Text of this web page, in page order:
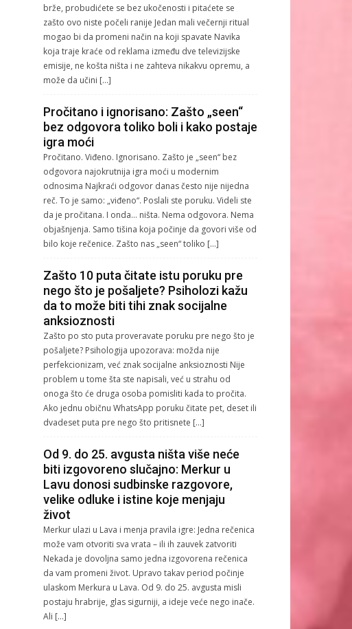
brže, probudićete se bez ukočenosti i pitaćete se
zašto ovo niste počeli ranije Jedan mali večernji ritual
mogao bi da promeni način na koji spavate Navika
koja traje kraće od reklama između dve televizijske
emisije, ne košta ništa i ne zahteva nikakvu opremu, a
može da učini […]
Pročitano i ignorisano: Zašto „seen“
bez odgovora toliko boli i kako postaje
igra moći
Pročitano. Viđeno. Ignorisano. Zašto je „seen“ bez
odgovora najokrutnija igra moći u modernim
odnosima Najkraći odgovor danas često nije nijedna
reč. To je samo: „viđeno“. Poslali ste poruku. Videli ste
da je pročitana. I onda… ništa. Nema odgovora. Nema
objašnjenja. Samo tišina koja počinje da govori više od
bilo koje rečenice. Zašto nas „seen“ toliko […]
Zašto 10 puta čitate istu poruku pre
nego što je pošaljete? Psiholozi kažu
da to može biti tihi znak socijalne
anksioznosti
Zašto po sto puta proveravate poruku pre nego što je
pošaljete? Psihologija upozorava: možda nije
perfekcionizam, već znak socijalne anksioznosti Nije
problem u tome šta ste napisali, već u strahu od
onoga što će druga osoba pomisliti kada to pročita.
Ako jednu običnu WhatsApp poruku čitate pet, deset ili
dvadeset puta pre nego što pritisnete […]
Od 9. do 25. avgusta ništa više neće
biti izgovoreno slučajno: Merkur u
Lavu donosi sudbinske razgovore,
velike odluke i istine koje menjaju
život
Merkur ulazi u Lava i menja pravila igre: Jedna rečenica
može vam otvoriti sva vrata – ili ih zauvek zatvoriti
Nekada je dovoljna samo jedna izgovorena rečenica
da vam promeni život. Upravo takav period počinje
ulaskom Merkura u Lava. Od 9. do 25. avgusta misli
postaju hrabrije, glas sigurniji, a ideje veće nego inače.
Ali […]